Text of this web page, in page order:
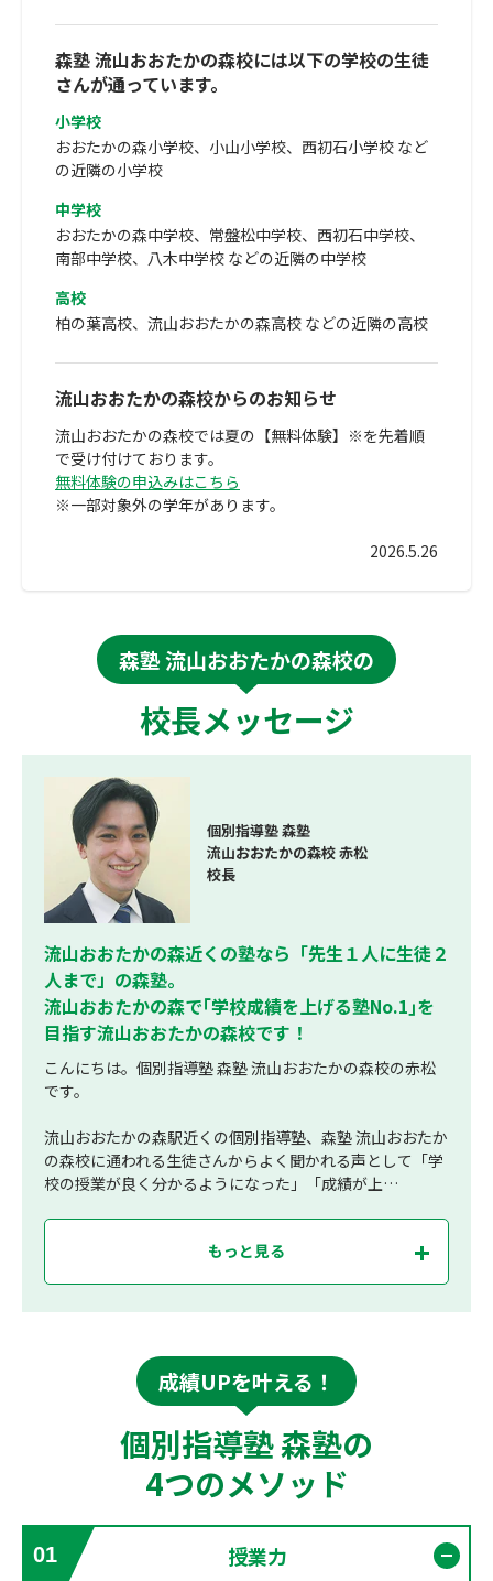
森塾 流山おおたかの森校には以下の学校の生徒
さんが通っています。
小学校
おおたかの森小学校、小山小学校、西初石小学校 など
の近隣の小学校
中学校
おおたかの森中学校、常盤松中学校、西初石中学校、
南部中学校、八木中学校 などの近隣の中学校
高校
柏の葉高校、流山おおたかの森高校 などの近隣の高校
流山おおたかの森校からのお知らせ
流山おおたかの森校では夏の【無料体験】※を先着順
で受け付けております。
無料体験の申込みはこちら
※一部対象外の学年があります。
2026.5.26
森塾 流山おおたかの森校の
校長メッセージ
個別指導塾 森塾
流山おおたかの森校 赤松
校長
流山おおたかの森近くの塾なら「先生１人に生徒２
人まで」の森塾。
流山おおたかの森で｢学校成績を上げる塾No.1｣を
目指す流山おおたかの森校です！
こんにちは。個別指導塾 森塾 流山おおたかの森校の赤松
です。
流山おおたかの森駅近くの個別指導塾、森塾 流山おおたか
の森校に通われる生徒さんからよく聞かれる声として「学
校の授業が良く分かるようになった」「成績が上…
もっと見る
成績UPを叶える！
個別指導塾 森塾の
4つのメソッド
01 授業力